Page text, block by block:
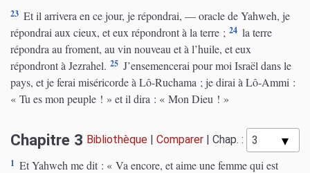
23 Et il arrivera en ce jour, je répondrai, — oracle de Yahweh, je
répondrai aux cieux, et eux répondront à la terre ; 24 la terre
répondra au froment, au vin nouveau et à l’huile, et eux
répondront à Jezrahel. 25 J’ensemencerai pour moi Israël dans le
pays, et je ferai miséricorde à Lô-Ruchama ; je dirai à Lô-Ammi :
« Tu es mon peuple ! » et il dira : « Mon Dieu ! »
Chapitre 3 Bibliothèque Comparer Chap. :
1 Et Yahweh me dit : « Va encore, et aime une femme qui est